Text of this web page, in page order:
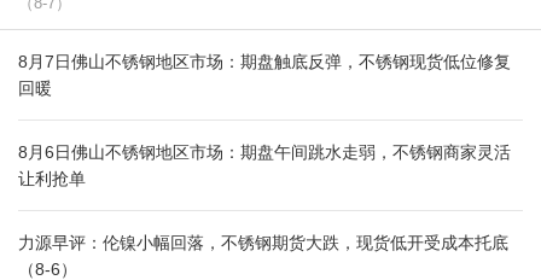
8月7日佛山不锈钢地区市场：期盘触底反弹，不锈钢现货低位修复
回暖
8月6日佛山不锈钢地区市场：期盘午间跳水走弱，不锈钢商家灵活
让利抢单
力源早评：伦镍小幅回落，不锈钢期货大跌，现货低开受成本托底
（8-6）